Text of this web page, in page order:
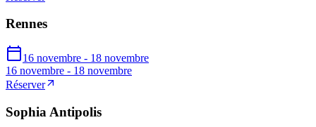
Rennes
16 novembre - 18 novembre
16 novembre - 18 novembre
Réserver
Sophia Antipolis